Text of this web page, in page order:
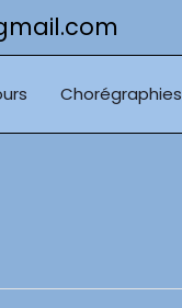
Chorégraphies